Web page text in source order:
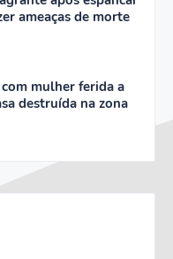
ameaças de morte
mulher ferida a
destruída na zona